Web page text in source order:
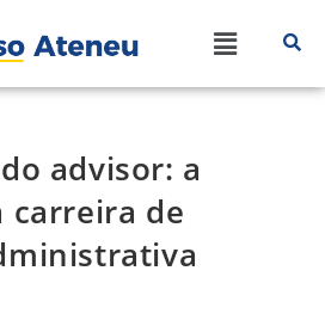
advisor: a
carreira de